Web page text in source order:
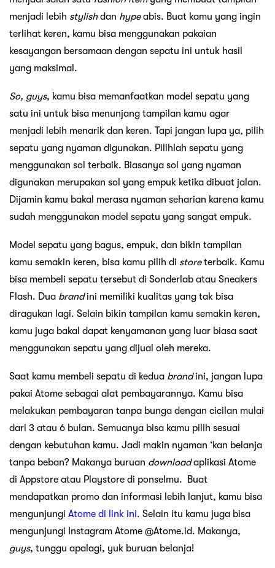
menjadi lebih stylishdan hypeabis. Buat kamu yang ingin
terlihat keren, kamu bisa menggunakan pakaian
kesayangan bersamaan dengan sepatu ini untuk hasil
yang maksimal.
So, guys, kamu bisa memanfaatkan model sepatu yang
satu ini untuk bisa menunjang tampilan kamu agar
menjadi lebih menarik dan keren. Tapi jangan lupa ya, pilih
sepatu yang nyaman digunakan. Pilihlah sepatu yang
menggunakan sol terbaik. Biasanya sol yang nyaman
digunakan merupakan sol yang empuk ketika dibuat jalan.
Dijamin kamu bakal merasa nyaman seharian karena kamu
sudah menggunakan model sepatu yang sangat empuk.
Model sepatu yang bagus, empuk, dan bikin tampilan
kamu semakin keren, bisa kamu pilih di storeterbaik. Kamu
bisa membeli sepatu tersebut di Sonderlab atau Sneakers
Flash. Dua brandini memiliki kualitas yang tak bisa
diragukan lagi. Selain bikin tampilan kamu semakin keren,
kamu juga bakal dapat kenyamanan yang luar biasa saat
menggunakan sepatu yang dijual oleh mereka.
Saat kamu membeli sepatu di kedua brandini, jangan lupa
pakai Atome sebagai alat pembayarannya. Kamu bisa
melakukan pembayaran tanpa bunga dengan cicilan mulai
dari 3 atau 6 bulan. Semuanya bisa kamu pilih sesuai
dengan kebutuhan kamu. Jadi makin nyaman ‘kan belanja
tanpa beban? Makanya buruan downloadaplikasi Atome
di Appstore atau Playstore di ponselmu. Buat
mendapatkan promo dan informasi lebih lanjut, kamu bisa
mengunjungi Atome di link ini. Selain itu kamu juga bisa
mengunjungi Instagram Atome @Atome.id. Makanya,
guys, tunggu apalagi, yuk buruan belanja!